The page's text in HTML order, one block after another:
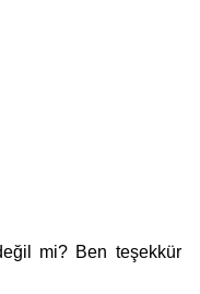
mi? Ben teşekkür